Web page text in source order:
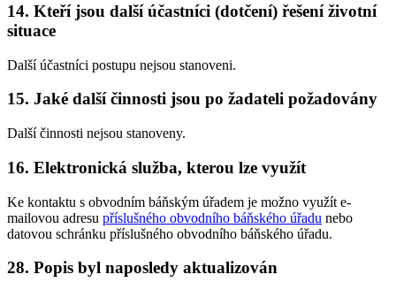
14. Kteří jsou další účastníci (dotčení) řešení životní
situace
Další účastníci postupu nejsou stanoveni.
15. Jaké další činnosti jsou po žadateli požadovány
Další činnosti nejsou stanoveny.
16. Elektronická služba, kterou lze využít
Ke kontaktu s obvodním báňským úřadem je možno využít e-
mailovou adresu příslušného obvodního báňského úřadu nebo
datovou schránku příslušného obvodního báňského úřadu.
28. Popis byl naposledy aktualizován